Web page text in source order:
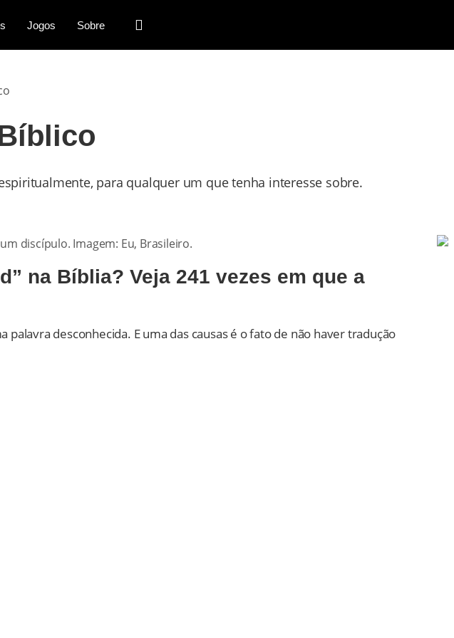
Jogos Sobre
para qualquer um que tenha interesse sobre.
na Bíblia? Veja 241 vezes em que a
palavra desconhecida. E uma das causas é o fato de não haver tradução